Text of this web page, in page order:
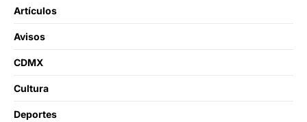
Artículos
Avisos
CDMX
Cultura
Deportes